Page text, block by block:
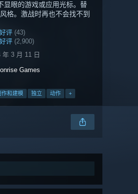
显眼的游戏或应用光标。替
格。激战时再也不会找不到
评 (43)
评 (2,900)
年 3 月 11 日
Games
作和建模 独立 动作 +